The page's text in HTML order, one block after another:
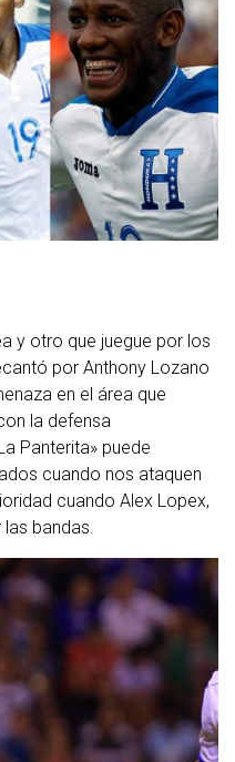
y otro que juegue por los
por Anthony Lozano
en el área que
la defensa
Panterita» puede
cuando nos ataquen
cuando Alex Lopex,
bandas.